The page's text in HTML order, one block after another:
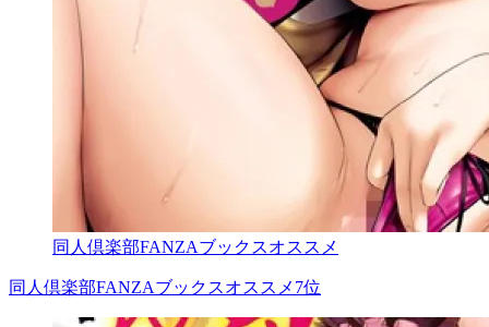
同人倶楽部FANZAブックスオススメ
同人倶楽部FANZAブックスオススメ7位